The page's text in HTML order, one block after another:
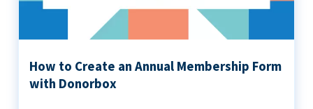
How to Create an Annual Membership Form
with Donorbox